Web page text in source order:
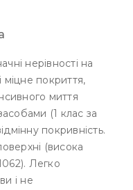
нерівності на
міцне покриття,
миття
(1 клас за
покривність.
(висока
Легко
і не